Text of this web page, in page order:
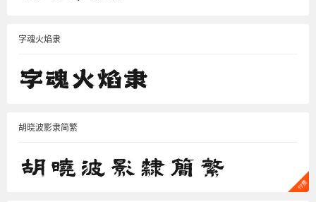
字魂火焰隶
胡晓波影隶简繁